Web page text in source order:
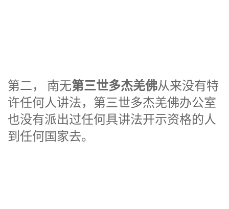
第二， 南无第三世多杰羌佛从来没有特
许任何人讲法，第三世多杰羌佛办公室
也没有派出过任何具讲法开示资格的人
到任何国家去。